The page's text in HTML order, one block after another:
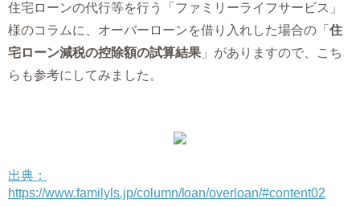
住宅ローンの代行等を行う「ファミリーライフサービス」
様のコラムに、オーバーローンを借り入れした場合の「 住
宅ローン減税の控除額の試算結果」がありますので、こち
らも参考にしてみました。
出典：
https://www.familyls.jp/column/loan/overloan/#content02